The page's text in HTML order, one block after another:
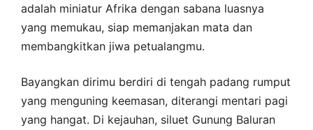
adalah miniatur Afrika dengan sabana luasnya
yang memukau, siap memanjakan mata dan
membangkitkan jiwa petualangmu.
Bayangkan dirimu berdiri di tengah padang rumput
yang menguning keemasan, diterangi mentari pagi
yang hangat. Di kejauhan, siluet Gunung Baluran